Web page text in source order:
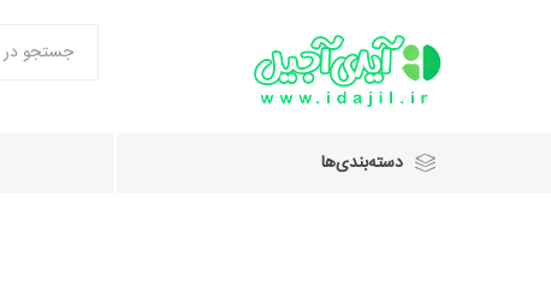
دسته‌بندی‌ها